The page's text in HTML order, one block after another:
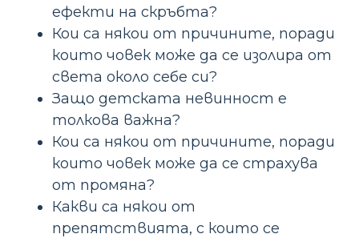
ефекти на скръбта?
Кои са някои от причините, поради
които човек може да се изолира от
света около себе си?
Защо детската невинност е
толкова важна?
Кои са някои от причините, поради
които човек може да се страхува
от промяна?
Какви са някои от
препятствията, с които се